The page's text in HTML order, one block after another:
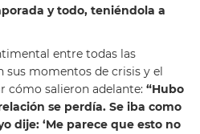
y todo, teniéndola a
entre todas las
sus momentos de crisis y el
cómo salieron adelante: “Hubo
se perdía. Se iba como
dije: ‘Me parece que esto no